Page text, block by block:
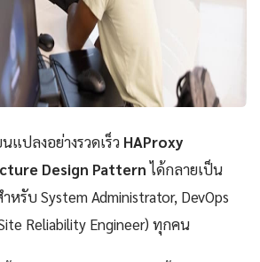
แปลงอย่างรวดเร็ว HAProxy
Design Patternได้กลายเป็น
หรับ System Administrator, DevOps
Reliability Engineer) ทุกคน